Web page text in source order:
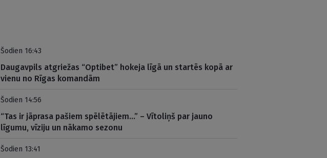
Šodien 16:43
Daugavpils atgriežas “Optibet” hokeja līgā un startēs kopā ar
vienu no Rīgas komandām
Šodien 14:56
“Tas ir jāprasa pašiem spēlētājiem…” – Vītoliņš par jauno
līgumu, vīziju un nākamo sezonu
Šodien 13:41